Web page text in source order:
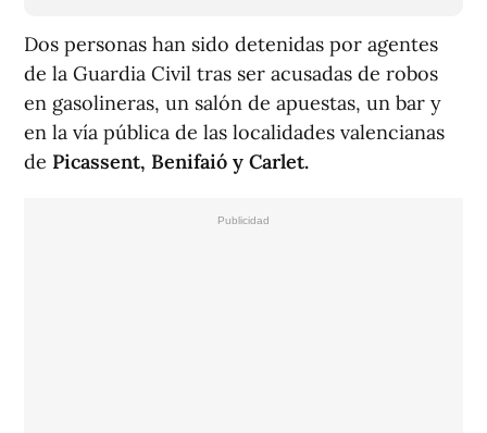
Dos personas han sido detenidas por agentes
de la Guardia Civil tras ser acusadas de robos
en gasolineras, un salón de apuestas, un bar y
en la vía pública de las localidades valencianas
de Picassent, Benifaió y Carlet.